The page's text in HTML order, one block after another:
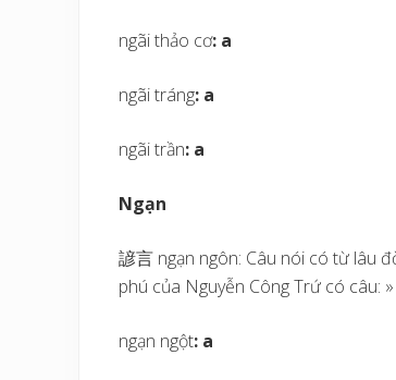
ngãi thảo cơ: a
ngãi tráng: a
ngãi trần: a
Ngạn
諺言 ngạn ngôn: Câu nói có từ lâu
phú của Nguyễn Công Trứ có câu:
ngạn ngột: a